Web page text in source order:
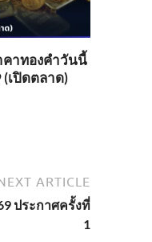
คาทองคำวันนี้
(เปิดตลาด)
ARTICLE
ประกาศครั้งที่
1